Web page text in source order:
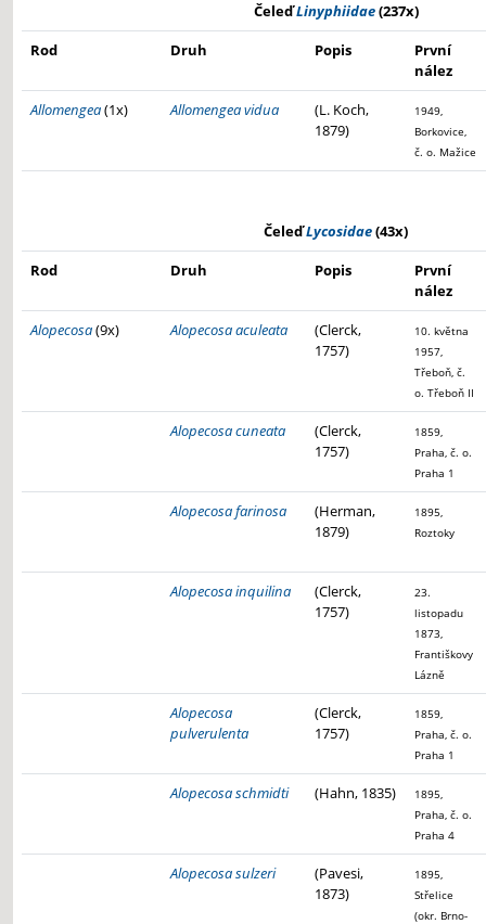
ČeleďLinyphiidae(237x)
Rod
Druh Popis
První
nález
Allomengea(1x) Allomengea vidua
(L. Koch,
1879)
1949,
Borkovice,
č. o. Mažice
ČeleďLycosidae(43x)
Rod
Druh Popis
První
nález
Alopecosa(9x) Alopecosa aculeata
(Clerck,
1757)
10. května
1957,
Třeboň, č.
o. Třeboň II
Alopecosa cuneata
(Clerck,
1757)
1859,
Praha, č. o.
Praha 1
Alopecosa farinosa
(Herman,
1879)
1895,
Roztoky
Alopecosa inquilina
(Clerck,
1757)
23.
listopadu
1873,
Františkovy
Lázně
Alopecosa
pulverulenta
(Clerck,
1757)
1859,
Praha, č. o.
Praha 1
Alopecosa schmidti (Hahn, 1835)
1895,
Praha, č. o.
Praha 4
Alopecosa sulzeri
(Pavesi,
1873)
1895,
Střelice
(okr. Brno-